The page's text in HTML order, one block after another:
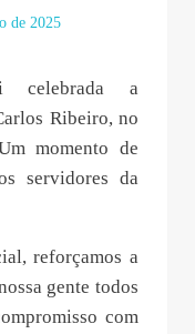
de 2025
celebrada a
Ribeiro, no
momento de
servidores da
reforçamos a
gente todos
com